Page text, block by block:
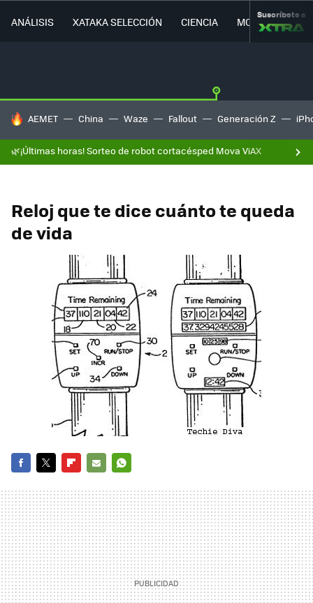
ANÁLISIS XATAKA SELECCIÓN CIENCIA MOVILIDAD
Suscríbete a
HOY SE HABLA DE
AEMET China Waze Fallout Generación Z
🌿¡Últimas horas! Sorteo de robot cortacésped Mova ViAX
Reloj que te dice cuánto te queda
de vida
MAIL